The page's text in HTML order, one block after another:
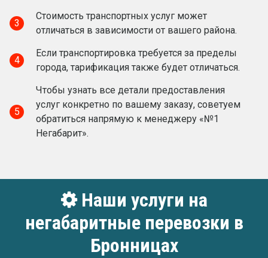
3
Стоимость транспортных услуг может
отличаться в зависимости от вашего района.
4
Если транспортировка требуется за пределы
города, тарификация также будет отличаться.
5
Чтобы узнать все детали предоставления
услуг конкретно по вашему заказу, советуем
обратиться напрямую к менеджеру «№1
Негабарит».
Наши услуги на
негабаритные перевозки в
Бронницах